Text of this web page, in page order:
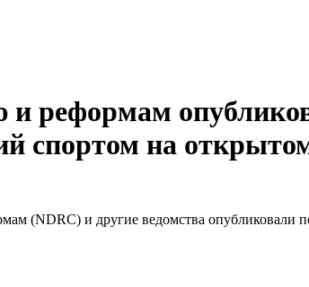
реформам
спортом на
(NDRC) и другие ведомства опубликовали